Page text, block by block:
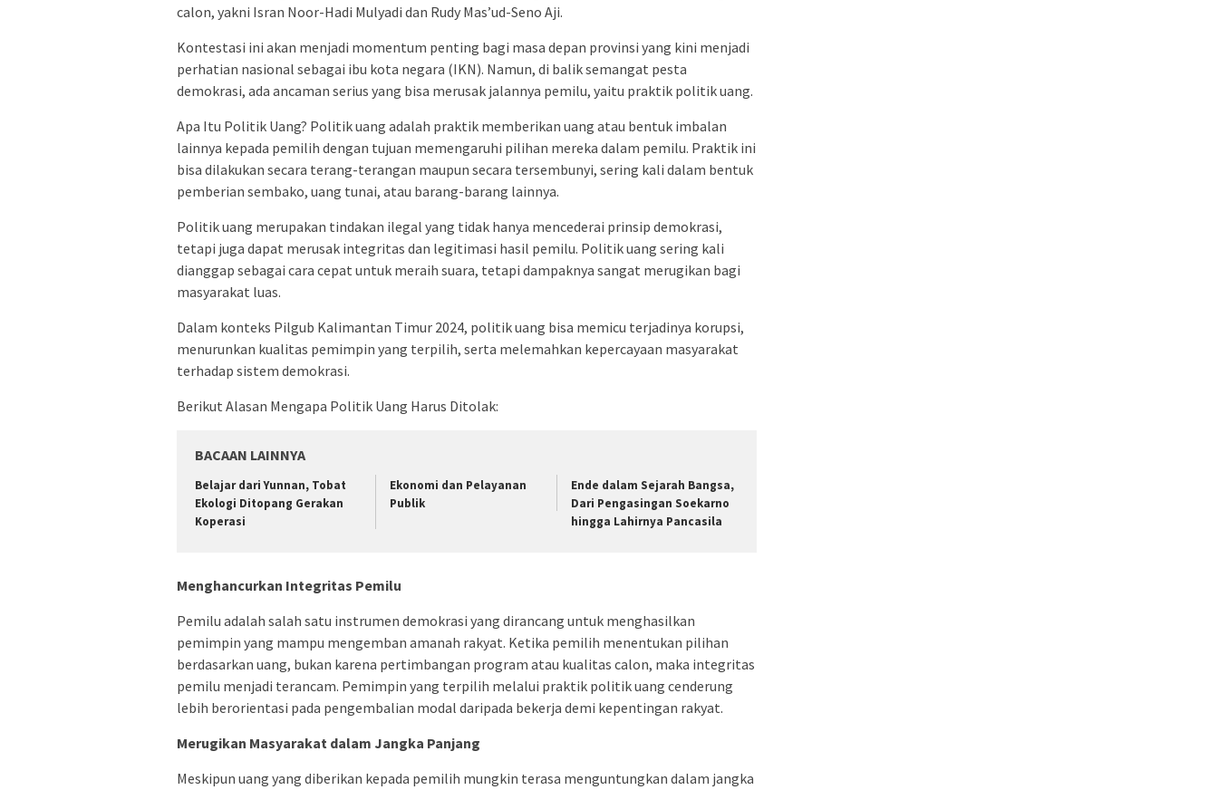
calon, yakni Isran Noor-Hadi Mulyadi dan Rudy Mas’ud-Seno Aji.
Kontestasi ini akan menjadi momentum penting bagi masa depan provinsi yang kini menjadi
perhatian nasional sebagai ibu kota negara (IKN). Namun, di balik semangat pesta
demokrasi, ada ancaman serius yang bisa merusak jalannya pemilu, yaitu praktik politik uang.
Apa Itu Politik Uang? Politik uang adalah praktik memberikan uang atau bentuk imbalan
lainnya kepada pemilih dengan tujuan memengaruhi pilihan mereka dalam pemilu. Praktik ini
bisa dilakukan secara terang-terangan maupun secara tersembunyi, sering kali dalam bentuk
pemberian sembako, uang tunai, atau barang-barang lainnya.
Politik uang merupakan tindakan ilegal yang tidak hanya mencederai prinsip demokrasi,
tetapi juga dapat merusak integritas dan legitimasi hasil pemilu. Politik uang sering kali
dianggap sebagai cara cepat untuk meraih suara, tetapi dampaknya sangat merugikan bagi
masyarakat luas.
Dalam konteks Pilgub Kalimantan Timur 2024, politik uang bisa memicu terjadinya korupsi,
menurunkan kualitas pemimpin yang terpilih, serta melemahkan kepercayaan masyarakat
terhadap sistem demokrasi.
Berikut Alasan Mengapa Politik Uang Harus Ditolak:
BACAAN LAINNYA
Belajar dari Yunnan, Tobat
Ekologi Ditopang Gerakan
Koperasi
Ekonomi dan Pelayanan
Publik
Ende dalam Sejarah Bangsa,
Dari Pengasingan Soekarno
hingga Lahirnya Pancasila
Menghancurkan Integritas Pemilu
Pemilu adalah salah satu instrumen demokrasi yang dirancang untuk menghasilkan
pemimpin yang mampu mengemban amanah rakyat. Ketika pemilih menentukan pilihan
berdasarkan uang, bukan karena pertimbangan program atau kualitas calon, maka integritas
pemilu menjadi terancam. Pemimpin yang terpilih melalui praktik politik uang cenderung
lebih berorientasi pada pengembalian modal daripada bekerja demi kepentingan rakyat.
Merugikan Masyarakat dalam Jangka Panjang
Meskipun uang yang diberikan kepada pemilih mungkin terasa menguntungkan dalam jangka